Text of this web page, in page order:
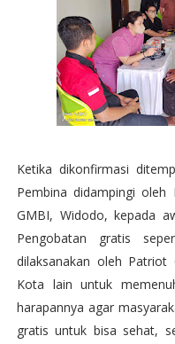
Ketika dikonfirmasi
Pembina didampingi
GMBI, Widodo, kepada
Pengobatan gratis
dilaksanakan oleh Patriot
Kota lain untuk
harapannya agar
gratis untuk bisa sehat,